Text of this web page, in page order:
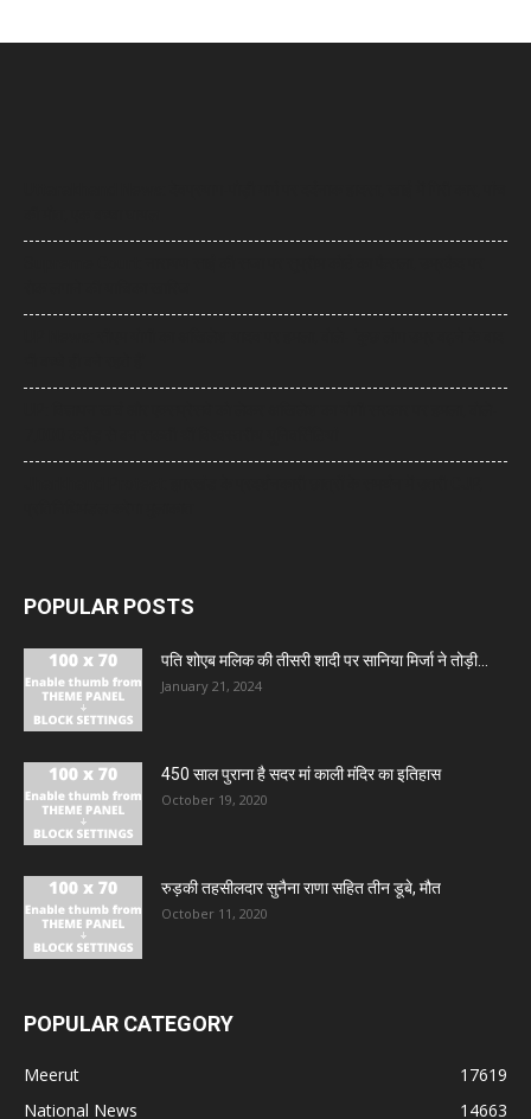
POPULAR POSTS
पति शोएब मलिक की तीसरी शादी पर सानिया मिर्जा ने तोड़ी...
January 21, 2024
450 साल पुराना है सदर मां काली मंदिर का इतिहास
October 19, 2020
रुड़की तहसीलदार सुनैना राणा सहित तीन डूबे, मौत
October 11, 2020
POPULAR CATEGORY
Meerut
17619
National News
14663